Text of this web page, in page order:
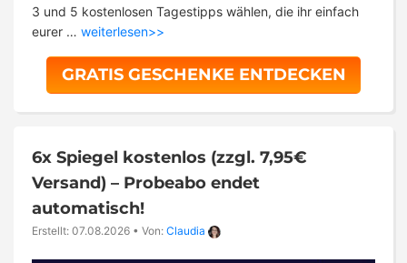
3 und 5 kostenlosen Tagestipps wählen, die ihr einfach
eurer … weiterlesen>>
GRATIS GESCHENKE ENTDECKEN
6x Spiegel kostenlos (zzgl. 7,95€
Versand) – Probeabo endet
automatisch!
Erstellt: 07.08.2026 • Von: Claudia